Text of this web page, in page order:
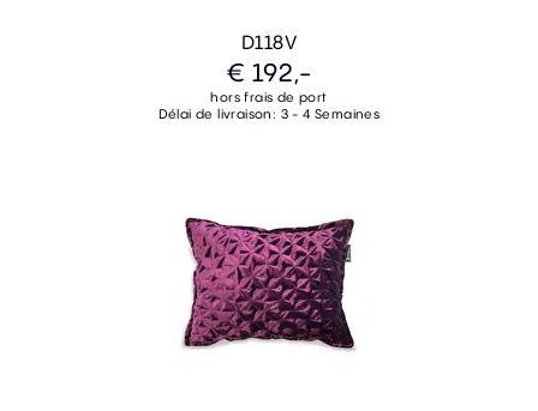
D118V
€ 192,-
hors frais de port
Délai de livraison: 3 - 4 Semaines